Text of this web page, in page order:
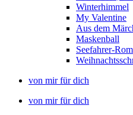
Winterhimmel
My Valentine
Aus dem
Maskenball
Seefahrer-
von mir für dich
von mir für dich